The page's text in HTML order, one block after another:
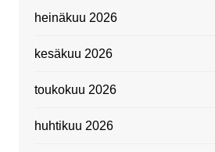
heinäkuu 2026
kesäkuu 2026
toukokuu 2026
huhtikuu 2026